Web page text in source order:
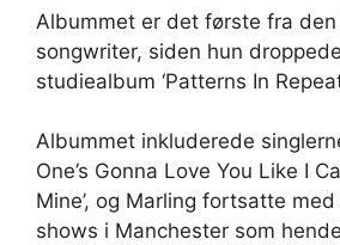
Albummet er det første fra
songwriter, siden hun
studiealbum ‘Patterns In
Albummet inkluderede singlerne
One’s Gonna Love You Like I
Mine’, og Marling fortsatte
shows i Manchester som